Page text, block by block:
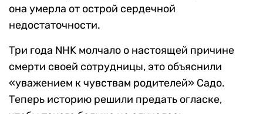
она умерла от острой сердечной
недостаточности.
Три года NHK молчало о настоящей причине
смерти своей сотрудницы, это объяснили
«уважением к чувствам родителей» Садо.
Теперь историю решили предать огласке,